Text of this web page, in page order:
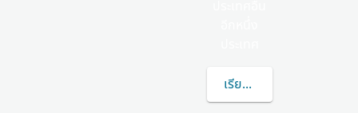
เรียนรู้เพิ่มเติมเกี่ยวกับ